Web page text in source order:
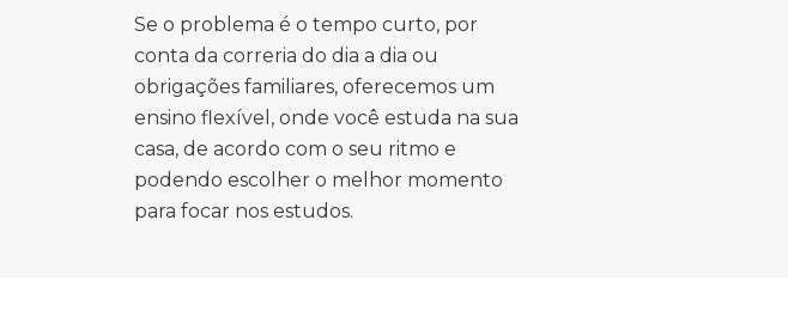
Se o problema é o tempo curto, por
conta da correria do dia a dia ou
obrigações familiares, oferecemos um
ensino flexível, onde você estuda na sua
casa, de acordo com o seu ritmo e
podendo escolher o melhor momento
para focar nos estudos.